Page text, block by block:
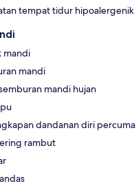
tempat tidur hipoalergenik
mandi
mandi
mandi hujan
dandanan diri percuma
rambut